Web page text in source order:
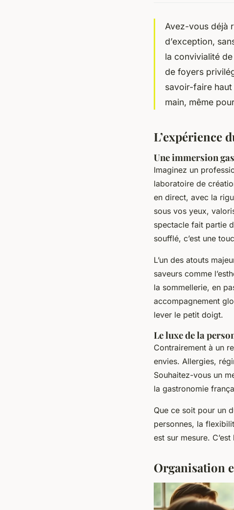
Avez-vous déjà
d’exception,
la convivialité
de foyers
savoir-faire haut
main, même
L’expérience
Une immersion
Imaginez un
laboratoire de
en direct, avec la
sous vos yeux,
spectacle fait partie
soufflé, c’est une
L’un des atouts
saveurs comme
la sommellerie, en
accompagnement
lever le petit doigt.
Le luxe de la
Contrairement à un
envies. Allergies,
Souhaitez-vous un
la gastronomie
Que ce soit pour un
personnes, la
est sur mesure.
Organisation